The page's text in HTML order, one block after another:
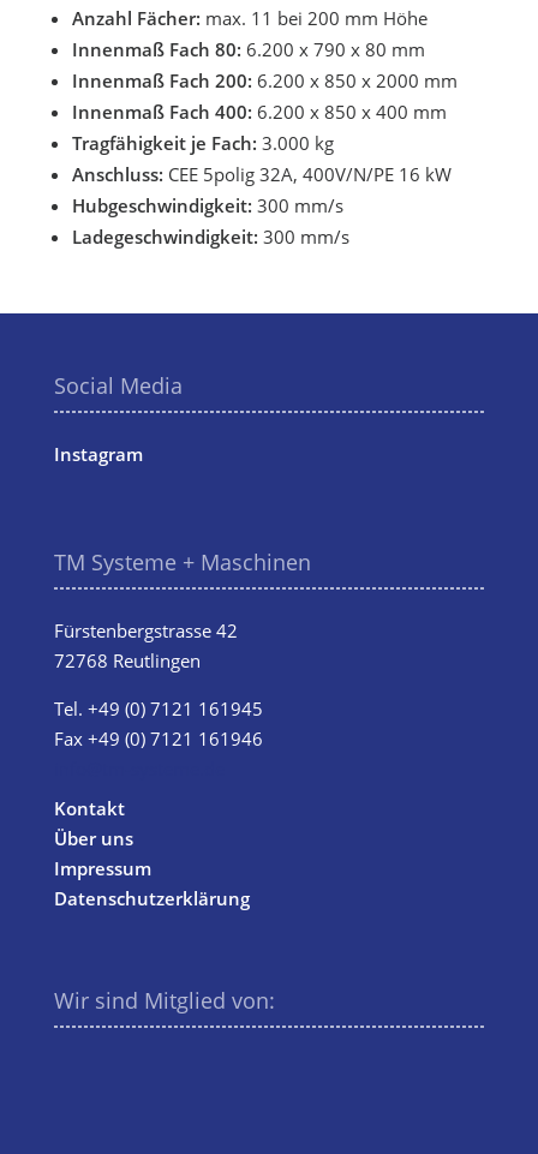
Anzahl Fächer: max. 11 bei 200 mm Höhe
Innenmaß Fach 80: 6.200 x 790 x 80 mm
Innenmaß Fach 200: 6.200 x 850 x 2000 mm
Innenmaß Fach 400: 6.200 x 850 x 400 mm
Tragfähigkeit je Fach: 3.000 kg
Anschluss: CEE 5polig 32A, 400V/N/PE 16 kW
Hubgeschwindigkeit: 300 mm/s
Ladegeschwindigkeit: 300 mm/s
Social Media
Instagram
TM Systeme + Maschinen
Fürstenbergstrasse 42
72768 Reutlingen
Tel. +49 (0) 7121 161945
Fax +49 (0) 7121 161946
Kontakt
Über uns
Impressum
Datenschutzerklärung
Wir sind Mitglied von: